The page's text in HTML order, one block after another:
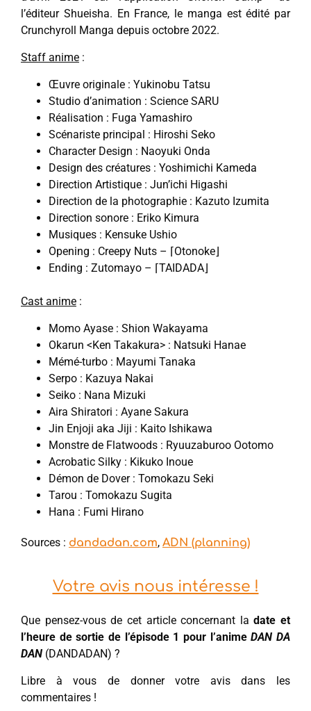
l’éditeur Shueisha. En France, le manga est édité par
Crunchyroll Manga depuis octobre 2022.
Staff anime :
Œuvre originale : Yukinobu Tatsu
Studio d’animation : Science SARU
Réalisation : Fuga Yamashiro
Scénariste principal : Hiroshi Seko
Character Design : Naoyuki Onda
Design des créatures : Yoshimichi Kameda
Direction Artistique : Jun’ichi Higashi
Direction de la photographie : Kazuto Izumita
Direction sonore : Eriko Kimura
Musiques : Kensuke Ushio
Opening : Creepy Nuts – ⌈Otonoke⌋
Ending : Zutomayo – ⌈TAIDADA⌋
Cast anime :
Momo ​Ayase : Shion Wakayama
Okarun <Ken Takakura> : Natsuki Hanae
Mémé-turbo : Mayumi Tanaka
Serpo : Kazuya Nakai
Seiko : Nana Mizuki
Aira Shiratori : Ayane Sakura
Jin Enjoji aka Jiji : Kaito Ishikawa
Monstre de Flatwoods : Ryuuzaburoo Ootomo
Acrobatic Silky : Kikuko Inoue
Démon de Dover : Tomokazu Seki
Tarou : Tomokazu Sugita
Hana : Fumi Hirano
Sources : dandadan.com, ADN (planning)
Votre avis nous intéresse !
Que pensez-vous de cet article concernant ladate et
l’heure de sortie de l’épisode 1 pour l’animeDAN DA
DAN (DANDADAN) ?
Libre à vous de donner votre avis dans les
commentaires !